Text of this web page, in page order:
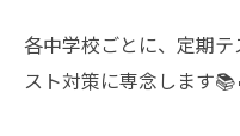
各中学校ごとに、定期
スト対策に専念します